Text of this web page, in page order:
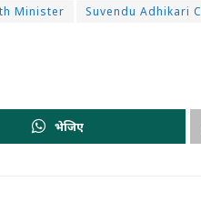
Minister
Suvendu Adhikari
भेजिए